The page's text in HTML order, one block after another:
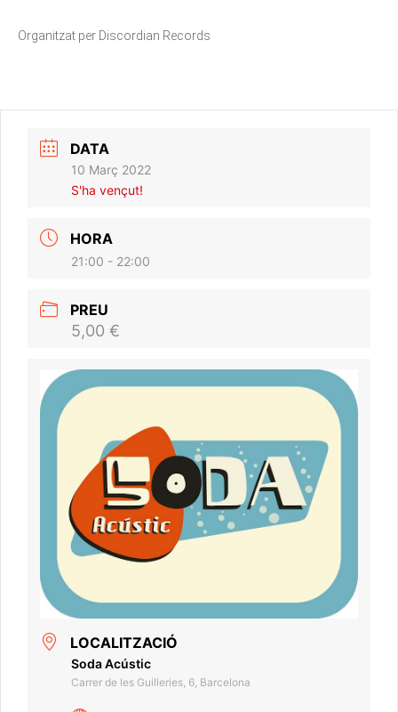
Organitzat per Discordian Records
DATA
10 Març 2022
S'ha vençut!
HORA
21:00 - 22:00
PREU
5,00 €
LOCALITZACIÓ
Soda Acústic
Carrer de les Guilleries, 6, Barcelona